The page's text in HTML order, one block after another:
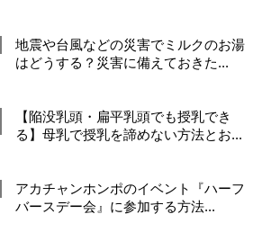
地震や台風などの災害でミルクのお湯
はどうする？災害に備えておきた...
【陥没乳頭・扁平乳頭でも授乳でき
る】母乳で授乳を諦めない方法とお...
アカチャンホンポのイベント『ハーフ
バースデー会』に参加する方法...